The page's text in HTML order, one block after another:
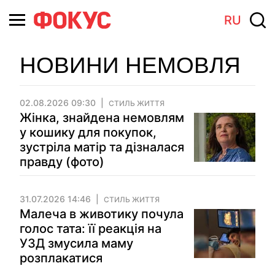
RU
НОВИНИ НЕМОВЛЯ
02.08.2026 09:30 СТИЛЬ ЖИТТЯ
Жінка, знайдена немовлям
у кошику для покупок,
зустріла матір та дізналася
правду (фото)
31.07.2026 14:46 СТИЛЬ ЖИТТЯ
Малеча в животику почула
голос тата: її реакція на
УЗД змусила маму
розплакатися